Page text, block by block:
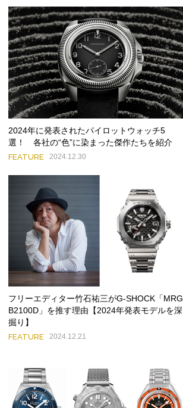
2024年に発表されたパイロットウォッチ5
選！ 各社の“色”に染まった傑作たちを紹介
FEATURE 2024.12.30
フリーエディター竹石祐三がG-SHOCK「
B2100D」を推す理由【2024年発表モデルを深
掘り】
FEATURE 2024.12.21